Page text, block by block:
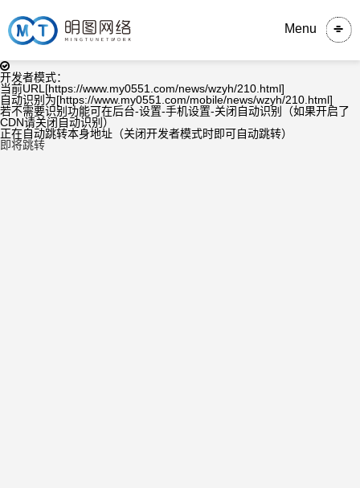
Menu
开发者模式：
当前URL[https://www.my0551.com/news/wzyh/210.html]
自动识别为[https://www.my0551.com/mobile/news/wzyh/210.html]
若不需要识别功能可在后台-设置-手机设置-关闭自动识别（如果开启了
CDN请关闭自动识别）
正在自动跳转本身地址（关闭开发者模式时即可自动跳转）
即将跳转